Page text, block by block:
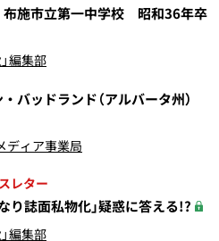
施市立第一中学校 昭和36年卒
編集部
バッドランド（アルバータ州）
ディア事業局
レター
り誌面私物化」疑惑に答える!?
編集部